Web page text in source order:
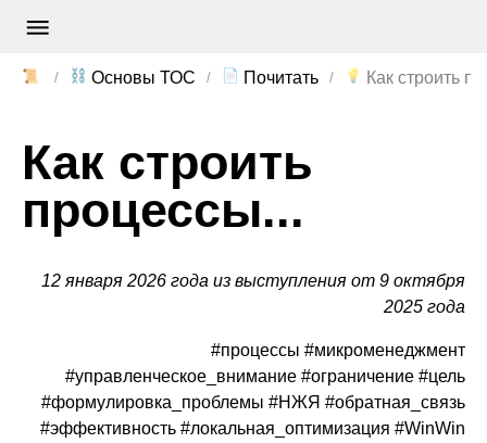
📜 ⛓️ Основы ТОС 📄 Почитать 💡 Как строить
Как строить
процессы...
12 января 2026 года из выступления от 9 октября
2025 года
#процессы #микроменеджмент
#управленческое_внимание #ограничение #цель
#формулировка_проблемы #НЖЯ #обратная_связь
#эффективность #локальная_оптимизация #WinWin